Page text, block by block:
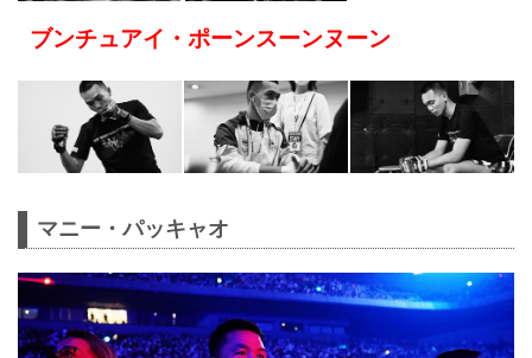
ブンチュアイ・ポーンスーンヌーン
マニー・パッキャオ